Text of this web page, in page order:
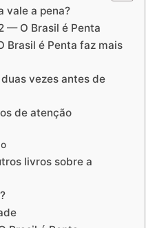
vale a pena?
— O Brasil é Penta
Brasil é Penta faz mais
vezes antes de
de atenção
livros sobre a